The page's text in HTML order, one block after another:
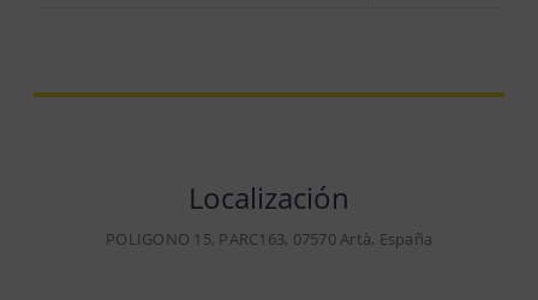
Localización
POLIGONO 15, PARC163, 07570 Artà, España